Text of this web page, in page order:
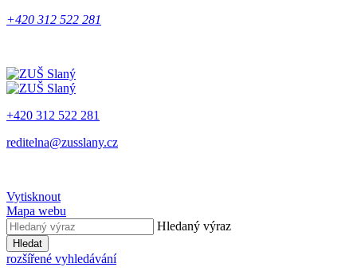
+420 312 522 281
+420 312 522 281
reditelna@zusslany.cz
Vytisknout
Mapa webu
Hledaný výraz
Hledat
rozšířené vyhledávání